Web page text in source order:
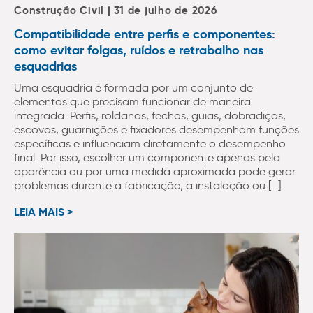
Construção Civil | 31 de julho de 2026
Compatibilidade entre perfis e componentes:
como evitar folgas, ruídos e retrabalho nas
esquadrias
Uma esquadria é formada por um conjunto de
elementos que precisam funcionar de maneira
integrada. Perfis, roldanas, fechos, guias, dobradiças,
escovas, guarnições e fixadores desempenham funções
específicas e influenciam diretamente o desempenho
final. Por isso, escolher um componente apenas pela
aparência ou por uma medida aproximada pode gerar
problemas durante a fabricação, a instalação ou […]
LEIA MAIS >